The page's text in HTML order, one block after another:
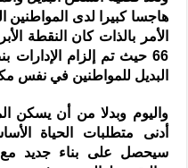
هاجسا كبيرا لدى المواطنين
الأمر بالذات كان النقطة
66 حيث تم إلزام
البديل للمواطنين في نفس
واليوم وبدلا من أن يسكن
أدنى متطلبات الحياة
سيحصل على بناء جديد مع